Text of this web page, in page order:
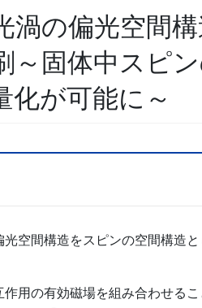
渦の偏光空間
～固体中スピ
化が可能に～
空間構造をスピンの空間構造
用の有効磁場を組み合わせる